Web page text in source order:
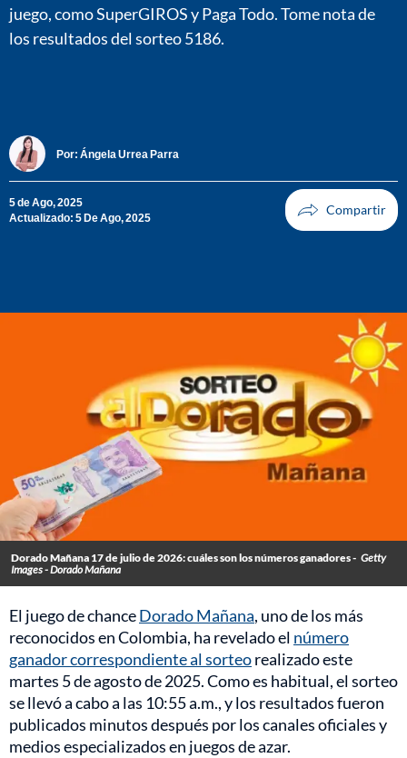
juego, como SuperGIROS y Paga Todo. Tome nota de
los resultados del sorteo 5186.
Por: Ángela Urrea Parra
5 de Ago, 2025
Actualizado: 5 De Ago, 2025
Dorado Mañana 17 de julio de 2026: cuáles son los números ganadores - Getty
Images - Dorado Mañana
El juego de chanceDorado Mañana, uno de los más
reconocidos en Colombia, ha revelado el número
ganador correspondiente al sorteorealizado este
martes 5 de agosto de 2025. Como es habitual, el sorteo
se llevó a cabo a las 10:55 a.m., y los resultados fueron
publicados minutos después por los canales oficiales y
medios especializados en juegos de azar.